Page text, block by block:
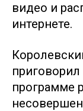
видео и
интернете.
программе